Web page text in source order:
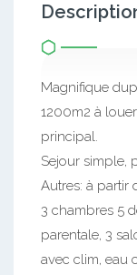
Magnifique
1200m2 à
principal.
Sejour
Autres: à
3 chambres 5
parentale, 3
avec clim, eau